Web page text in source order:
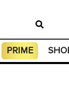
PRIME